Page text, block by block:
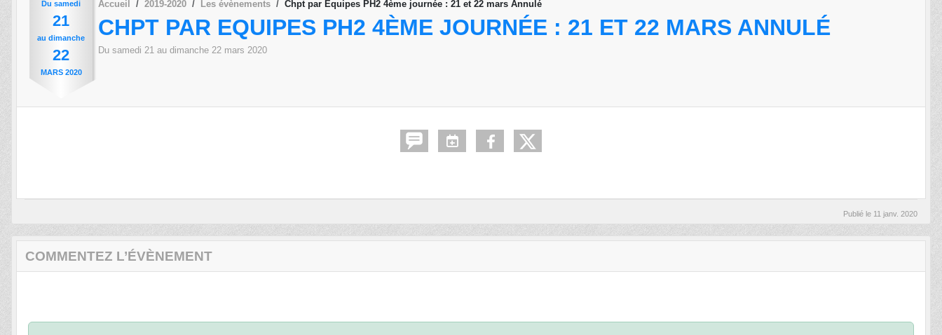
Du samedi
21
au dimanche
22
MARS 2020
Accueil 2019-2020 Les évènements Chpt par Equipes PH2 4ème journée : 21 et 22 mars Annulé
CHPT PAR EQUIPES PH2 4ÈME JOURNÉE : 21 ET 22 MARS ANNULÉ
Du samedi 21 au dimanche 22 mars 2020
Publié le 11 janv. 2020
COMMENTEZ L’ÉVÈNEMENT